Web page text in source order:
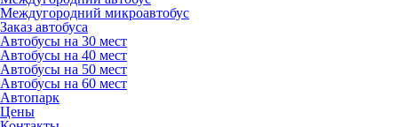
Междугородний микроавтобус
Заказ автобуса
Автобусы на 30 мест
Автобусы на 40 мест
Автобусы на 50 мест
Автобусы на 60 мест
Автопарк
Цены